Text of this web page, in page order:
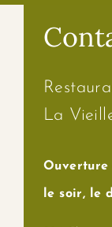
La
Ouverture
le soir, le